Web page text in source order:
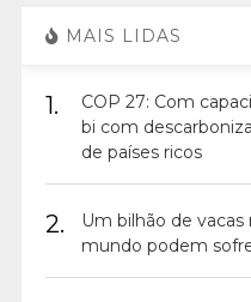
MAIS LIDAS
1.
COP 27: Com
bi com
de países ricos
2.
Um bilhão de
mundo podem